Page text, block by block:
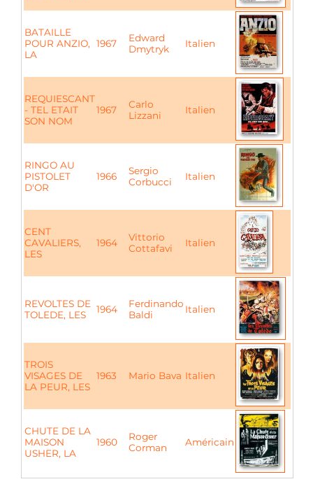
BATAILLE
POUR ANZIO,
LA
1967
Edward
Dmytryk
Italien
REQUIESCANT
- TEL ETAIT
SON NOM
1967
Carlo
Lizzani
Italien
RINGO AU
PISTOLET
D'OR
1966
Sergio
Corbucci
Italien
CENT
CAVALIERS,
LES
1964
Vittorio
Cottafavi
Italien
REVOLTES DE
TOLEDE, LES
1964
Ferdinando
Baldi
Italien
TROIS
VISAGES DE
LA PEUR, LES
1963 Mario Bava Italien
CHUTE DE LA
MAISON
USHER, LA
1960
Roger
Corman
Américain